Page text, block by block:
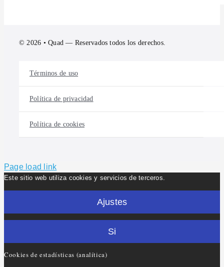
© 2026 • Quad — Reservados todos los derechos.
Términos de uso
Política de privacidad
Política de cookies
Page load link
Este sitio web utiliza cookies y servicios de terceros.
Ajustes
Si
Cookies de estadísticas (analítica)